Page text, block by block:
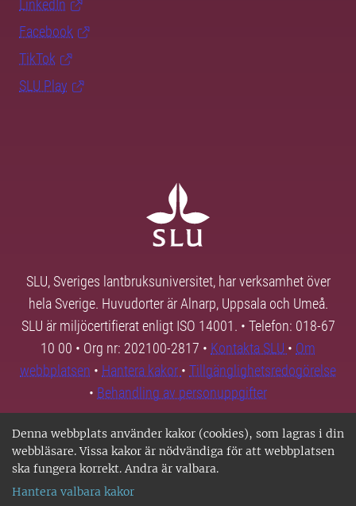
Denna webbplats använder kakor (cookies), som lagras i din
webbläsare. Vissa kakor är nödvändiga för att webbplatsen
ska fungera korrekt. Andra är valbara.
Hantera valbara kakor
LinkedIn
Facebook
TikTok
SLU Play
SLU, Sveriges lantbruksuniversitet, har verksamhet över
hela Sverige. Huvudorter är Alnarp, Uppsala och Umeå.
SLU är miljöcertifierat enligt ISO 14001. • Telefon: 018-67
10 00 • Org nr: 202100-2817 • Kontakta SLU • Om
webbplatsen • Hantera kakor • Tillgänglighetsredogörelse
• Behandling av personuppgifter